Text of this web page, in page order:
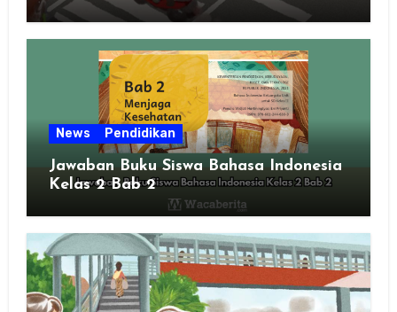
News Pendidikan
Jawaban Buku Siswa Bahasa Indonesia
Kelas 2 Bab 2